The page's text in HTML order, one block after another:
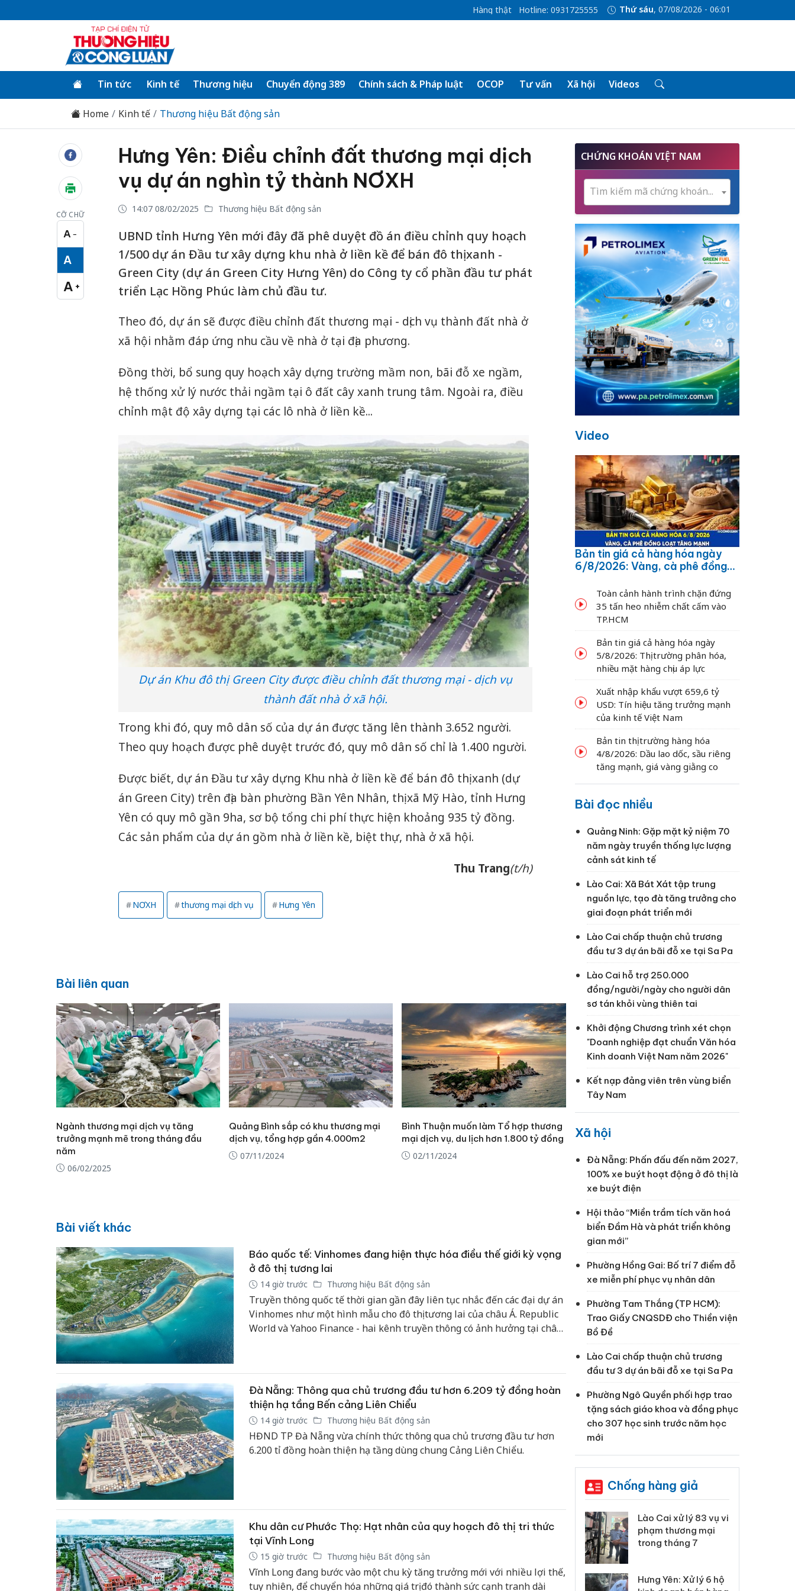
Hàng thật Hotline: 0931725555 Thứ sáu, 07/08/2026 - 06:01
Tin tức Kinh tế Thương hiệu Chuyển động 389 Chính sách & Pháp luật OCOP Tư vấn Xã hội Videos
Home Kinh tế Thương hiệu Bất động sản
CỠ CHỮ
A −
Cỡ chữ nhỏ
A
Cỡ chữ vừa
A +
Cỡ chữ lớn
Hưng Yên: Điều chỉnh đất thương mại dịch
vụ dự án nghìn tỷ thành NƠXH
14:07 08/02/2025 Thương hiệu Bất động sản
UBND tỉnh Hưng Yên mới đây đã phê duyệt đồ án điều chỉnh quy hoạch
1/500 dự án Đầu tư xây dựng khu nhà ở liền kề để bán đô thị xanh -
Green City (dự án Green City Hưng Yên) do Công ty cổ phần đầu tư phát
triển Lạc Hồng Phúc làm chủ đầu tư.
Theo đó, dự án sẽ được điều chỉnh đất thương mại - dịch vụ thành đất nhà ở
xã hội nhằm đáp ứng nhu cầu về nhà ở tại địa phương.
Đồng thời, bổ sung quy hoạch xây dựng trường mầm non, bãi đỗ xe ngầm,
hệ thống xử lý nước thải ngầm tại ô đất cây xanh trung tâm. Ngoài ra, điều
chỉnh mật độ xây dựng tại các lô nhà ở liền kề...
Dự án Khu đô thị Green City được điều chỉnh đất thương mại - dịch vụ
thành đất nhà ở xã hội.
Trong khi đó, quy mô dân số của dự án được tăng lên thành 3.652 người.
Theo quy hoạch được phê duyệt trước đó, quy mô dân số chỉ là 1.400 người.
Được biết, dự án Đầu tư xây dựng Khu nhà ở liền kề để bán đô thị xanh (dự
án Green City) trên địa bàn phường Bần Yên Nhân, thị xã Mỹ Hào, tỉnh Hưng
Yên có quy mô gần 9ha, sơ bộ tổng chi phí thực hiện khoảng 935 tỷ đồng.
Các sản phẩm của dự án gồm nhà ở liền kề, biệt thự, nhà ở xã hội.
Thu Trang(t/h)
NƠXH thương mại dịch vụ Hưng Yên
Bài liên quan
Ngành thương mại dịch vụ tăng
trưởng mạnh mẽ trong tháng đầu
năm
06/02/2025
Quảng Bình sắp có khu thương mại
dịch vụ, tổng hợp gần 4.000m2
07/11/2024
Bình Thuận muốn làm Tổ hợp thương
mại dịch vụ, du lịch hơn 1.800 tỷ đồng
02/11/2024
Bài viết khác
Báo quốc tế: Vinhomes đang hiện thực hóa điều thế giới kỳ vọng
ở đô thị tương lai
14 giờ trước Thương hiệu Bất động sản
Truyền thông quốc tế thời gian gần đây liên tục nhắc đến các đại dự án
Vinhomes như một hình mẫu cho đô thị tương lai của châu Á. Republic
World và Yahoo Finance - hai kênh truyền thông có ảnh hưởng tại châu
Làm sao để phát triển nhanh mà vẫn giữ được bản sắc và sự bền vững?
Đà Nẵng: Thông qua chủ trương đầu tư hơn 6.209 tỷ đồng hoàn
thiện hạ tầng Bến cảng Liên Chiểu
14 giờ trước Thương hiệu Bất động sản
HĐND TP Đà Nẵng vừa chính thức thông qua chủ trương đầu tư hơn
6.200 tỉ đồng hoàn thiện hạ tầng dùng chung Cảng Liên Chiểu.
Khu dân cư Phước Thọ: Hạt nhân của quy hoạch đô thị tri thức
tại Vĩnh Long
15 giờ trước Thương hiệu Bất động sản
Vĩnh Long đang bước vào một chu kỳ tăng trưởng mới với nhiều lợi thế,
tuy nhiên, để chuyển hóa những giá trị đó thành sức cạnh tranh dài
CHỨNG KHOÁN VIỆT NAM
Tìm kiếm mã chứng khoán...
Video
Bản tin giá cả hàng hóa ngày
6/8/2026: Vàng, cà phê đồng
Toàn cảnh hành trình chặn đứng
35 tấn heo nhiễm chất cấm vào
TP.HCM
Bản tin giá cả hàng hóa ngày
5/8/2026: Thị trường phân hóa,
nhiều mặt hàng chịu áp lực
Xuất nhập khẩu vượt 659,6 tỷ
USD: Tín hiệu tăng trưởng mạnh
của kinh tế Việt Nam
Bản tin thị trường hàng hóa
4/8/2026: Dầu lao dốc, sầu riêng
tăng mạnh, giá vàng giằng co
Bài đọc nhiều
Quảng Ninh: Gặp mặt kỷ niệm 70
năm ngày truyền thống lực lượng
cảnh sát kinh tế
Lào Cai: Xã Bát Xát tập trung
nguồn lực, tạo đà tăng trưởng cho
giai đoạn phát triển mới
Lào Cai chấp thuận chủ trương
đầu tư 3 dự án bãi đỗ xe tại Sa Pa
Lào Cai hỗ trợ 250.000
đồng/người/ngày cho người dân
sơ tán khỏi vùng thiên tai
Khởi động Chương trình xét chọn
"Doanh nghiệp đạt chuẩn Văn hóa
Kinh doanh Việt Nam năm 2026"
Kết nạp đảng viên trên vùng biển
Tây Nam
Xã hội
Đà Nẵng: Phấn đấu đến năm 2027,
100% xe buýt hoạt động ở đô thị là
xe buýt điện
Hội thảo “Miền trầm tích văn hoá
biển Đầm Hà và phát triển không
gian mới”
Phường Hồng Gai: Bố trí 7 điểm đỗ
xe miễn phí phục vụ nhân dân
Phường Tam Thắng (TP HCM):
Trao Giấy CNQSDĐ cho Thiền viện
Bồ Đề
Lào Cai chấp thuận chủ trương
đầu tư 3 dự án bãi đỗ xe tại Sa Pa
Phường Ngô Quyền phối hợp trao
tặng sách giáo khoa và đồng phục
cho 307 học sinh trước năm học
mới
Chống hàng giả
tìm bị hại trong vụ
Thanh Hóa: Tìm bị
Lào Cai xử lý 83 vụ vi
phạm thương mại
trong tháng 7
Hưng Yên: Xử lý 6 hộ